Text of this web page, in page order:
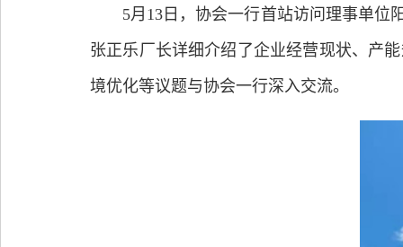
5月13日，协会一行首站访问理事单位
张正乐厂长详细介绍了企业经营现状、产
境优化等议题与协会一行深入交流。